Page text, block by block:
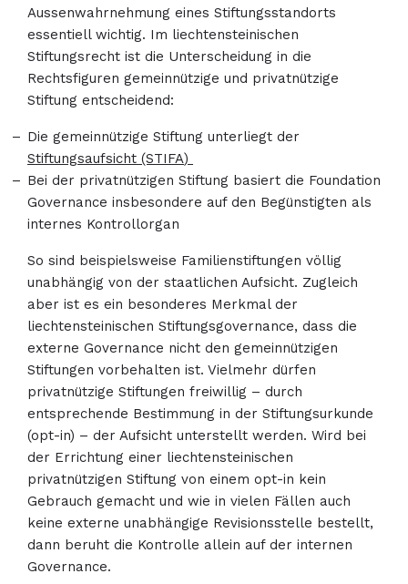
Aussenwahrnehmung eines Stiftungsstandorts
essentiell wichtig. Im liechtensteinischen
Stiftungsrecht ist die Unterscheidung in die
Rechtsfiguren gemeinnützige und privatnützige
Stiftung entscheidend:
Die gemeinnützige Stiftung unterliegt der
Stiftungsaufsicht (STIFA)
Bei der privatnützigen Stiftung basiert die Foundation
Governance insbesondere auf den Begünstigten als
internes Kontrollorgan
So sind beispielsweise Familienstiftungen völlig
unabhängig von der staatlichen Aufsicht. Zugleich
aber ist es ein besonderes Merkmal der
liechtensteinischen Stiftungsgovernance, dass die
externe Governance nicht den gemeinnützigen
Stiftungen vorbehalten ist. Vielmehr dürfen
privatnützige Stiftungen freiwillig – durch
entsprechende Bestimmung in der Stiftungsurkunde
(opt-in) – der Aufsicht unterstellt werden. Wird bei
der Errichtung einer liechtensteinischen
privatnützigen Stiftung von einem opt-in kein
Gebrauch gemacht und wie in vielen Fällen auch
keine externe unabhängige Revisionsstelle bestellt,
dann beruht die Kontrolle allein auf der internen
Governance.